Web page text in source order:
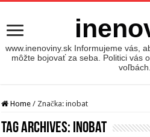
www.inenoviny.sk Informujeme vás,
môžte bojovať za seba. Politici vás
voľbách.
Home / Značka:inobat
Tag Archives: inobat